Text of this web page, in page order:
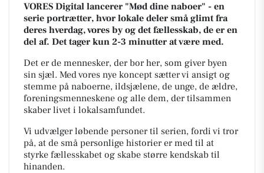
VORES Digital lancerer "Mød dine naboer" - en
serie portrætter, hvor lokale deler små glimt fra
deres hverdag, vores by og det fællesskab, de er en
del af. Det tager kun 2-3 minutter at være med.
Det er de mennesker, der bor her, som giver byen
sin sjæl. Med vores nye koncept sætter vi ansigt og
stemme på naboerne, ildsjælene, de unge, de ældre,
foreningsmenneskene og alle dem, der tilsammen
skaber livet i lokalsamfundet.
Vi udvælger løbende personer til serien, fordi vi tror
på, at de små personlige historier er med til at
styrke fællesskabet og skabe større kendskab til
hinanden.